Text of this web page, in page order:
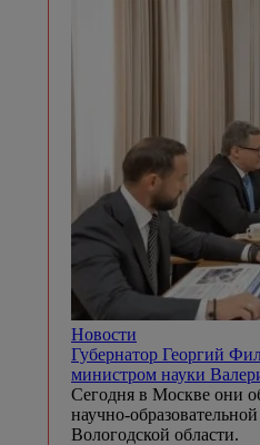
Новости
Губернатор Георгий
министром науки
Сегодня в Москве они
научно-
Вологодской области.